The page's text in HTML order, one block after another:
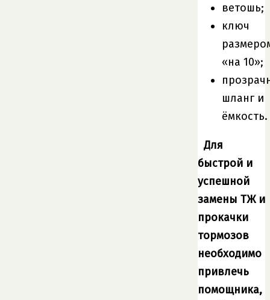
ветошь;
ключ
«на 10»;
шланг и
ёмкость.
Для
быстрой и
успешной
замены ТЖ и
прокачки
тормозов
необходимо
привлечь
помощника,